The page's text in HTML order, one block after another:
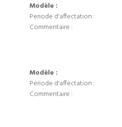
Modèle :
Periode d'affectation :
Commentaire :
Modèle :
Periode d'affectation :
Commentaire :